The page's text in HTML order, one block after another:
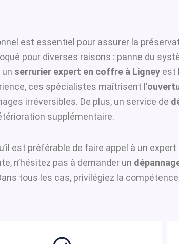
est essentiel pour assurer la
pour diverses raisons : panne du
serrurier expert en coffre à Ligney est
ces spécialistes maîtrisent l’
irréversibles. De plus, un service de
supplémentaire.
est préférable de faire appel à un expert
n’hésitez pas à demander un
tous les cas, privilégiez la